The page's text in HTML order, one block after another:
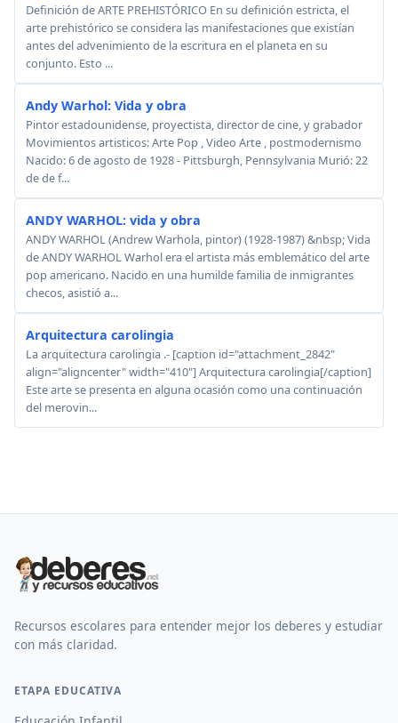
Definición de ARTE PREHISTÓRICO En su definición estricta, el
arte prehistórico se considera las manifestaciones que existían
antes del advenimiento de la escritura en el planeta en su
conjunto. Esto ...
Andy Warhol: Vida y obra
Pintor estadounidense, proyectista, director de cine, y grabador
Movimientos artisticos: Arte Pop , Video Arte , postmodernismo
Nacido: 6 de agosto de 1928 - Pittsburgh, Pennsylvania Murió: 22
de de f...
ANDY WARHOL: vida y obra
ANDY WARHOL (Andrew Warhola, pintor) (1928-1987) &nbsp; Vida
de ANDY WARHOL Warhol era el artista más emblemático del arte
pop americano. Nacido en una humilde familia de inmigrantes
checos, asistió a...
Arquitectura carolingia
La arquitectura carolingia .- [caption id="attachment_2842"
align="aligncenter" width="410"] Arquitectura carolingia[/caption]
Este arte se presenta en alguna ocasión como una continuación
del merovin...
Recursos escolares para entender mejor los deberes y estudiar
con más claridad.
ETAPA EDUCATIVA